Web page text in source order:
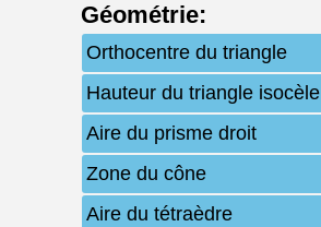
Géométrie:
Orthocentre du triangle
Hauteur du triangle isocèle
Aire du prisme droit
Zone du cône
Aire du tétraèdre